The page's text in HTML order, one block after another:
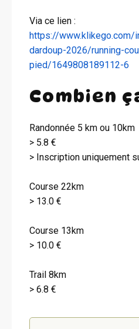
Via ce lien :
https://www.klikego.com/
dardoup-2026/running-
pied/1649808189112-6
Combien
Randonnée 5 km ou 10km
> 5.8 €
> Inscription uniquement
Course 22km
> 13.0 €
Course 13km
> 10.0 €
Trail 8km
> 6.8 €